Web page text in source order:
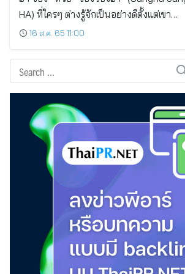
HA) ที่ใครๆ ต่างรู้จักเป็นอย่างดีตั้งแต่เขา…
16 ส.ค. 65 11:00